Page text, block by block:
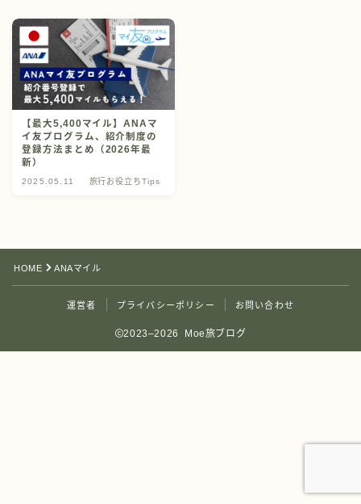
【最大5,400マイル】ANAマ
イ友プログラム、紹介制度の
登録方法まとめ（2026年最
新）
2025.05.11 旅行お役立ちTips
HOME ANAマイル
運営者 プライバシーポリシー お問い合わせ
2023–2026 Moe旅ブログ